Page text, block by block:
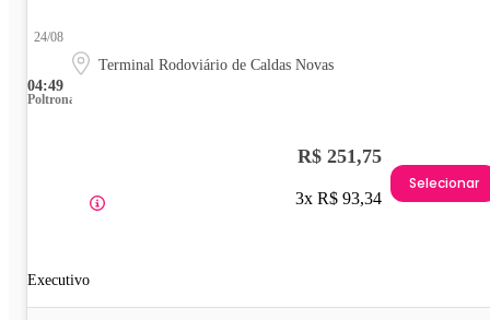
04:49
24/08
Terminal Rodoviário de Caldas Novas
Poltrona
Executivo
R$ 251,75
3x R$ 93,34
Selecionar